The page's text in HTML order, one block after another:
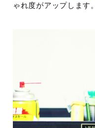
ゃれ度がアップします。